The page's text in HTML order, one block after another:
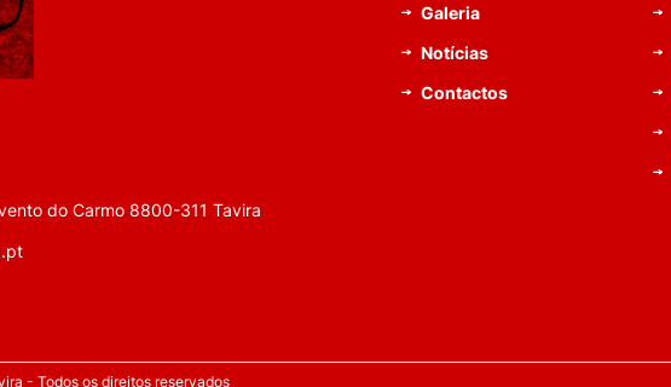
do Carmo 8800-311 Tavira
Galeria
Notícias
Contactos
- Todos os direitos reservados